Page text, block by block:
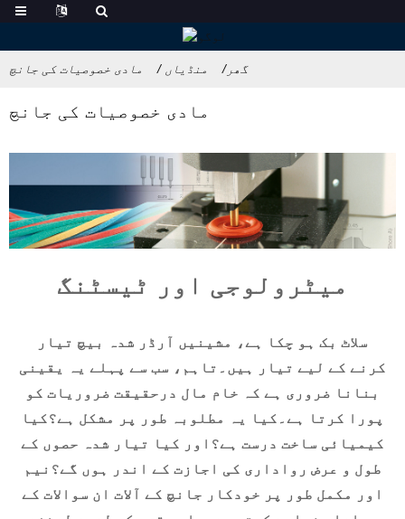
گھر منڈیاں مادی خصوصیات کی جانچ
مادی خصوصیات کی جانچ
میٹرولوجی اور ٹیسٹنگ
سلاٹ بک ہو چکا ہے، مشینیں آرڈر شدہ بیچ تیار
کرنے کے لیے تیار ہیں۔تاہم، سب سے پہلے یہ یقینی
بنانا ضروری ہے کہ خام مال درحقیقت ضروریات کو
پورا کرتا ہے۔کیا یہ مطلوبہ طور پر مشکل ہے؟کیا
کیمیائی ساخت درست ہے؟اور کیا تیار شدہ حصوں کے
طول و عرض رواداری کی اجازت کے اندر ہوں گے؟نیم
اور مکمل طور پر خودکار جانچ کے آلات ان سوالات کے